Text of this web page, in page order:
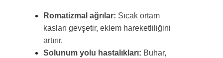
Romatizmal ağrılar: Sıcak ortam
kasları gevşetir, eklem hareketliliğini
artırır.
Solunum yolu hastalıkları: Buhar,